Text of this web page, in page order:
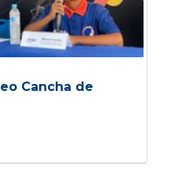
Cancha de